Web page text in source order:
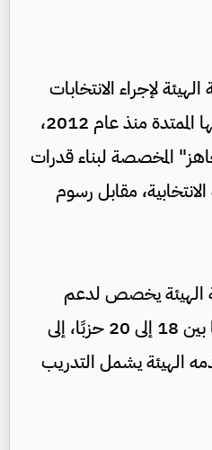
لإجراء الانتخابات
البلدية، مستندة إلى خبرتها الممتدة منذ عام 2012،
المخصصة لبناء قدرات
مقابل رسوم
الهيئة يخصص لدعم
الأحزاب، ويستفيد منه ما بين 18 إلى 20 حزبًا، إلى
الهيئة يشمل التدريب